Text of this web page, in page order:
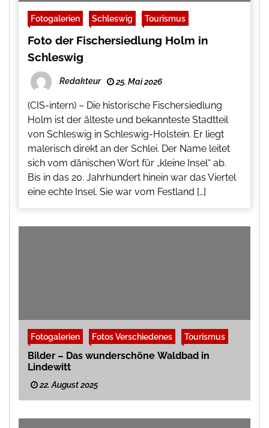
Fotogalerien Schleswig Tourismus
Foto der Fischersiedlung Holm in
Schleswig
Redakteur 25. Mai 2026
(CIS-intern) – Die historische Fischersiedlung
Holm ist der älteste und bekannteste Stadtteil
von Schleswig in Schleswig-Holstein. Er liegt
malerisch direkt an der Schlei. Der Name leitet
sich vom dänischen Wort für „kleine Insel“ ab.
Bis in das 20. Jahrhundert hinein war das Viertel
eine echte Insel. Sie war vom Festland […]
Fotogalerien Fotos Verschiedenes Tourismus
Bilder – Das wunderschöne Waldbad in
Lindewitt
22. August 2025